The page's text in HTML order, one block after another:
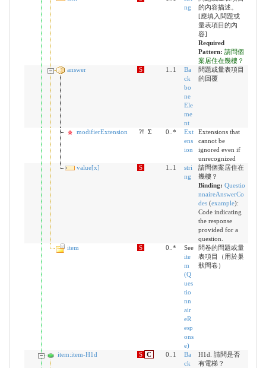
ng
的內容描述。
[應填入問題或
量表項目的內
容]
Required
Pattern: 請問個
案居住在幾樓？
answer
S 1..1
Ba
ck
bo
ne
Ele
me
nt
問題或量表項目
的回覆
modifierExtension ?! Σ 0..*
Ext
ens
ion
Extensions that
cannot be
ignored even if
unrecognized
value[x]
S 1..1
stri
ng
請問個案居住在
幾樓？
Binding: Questio
nnaireAnswerCo
des(example):
Code indicating
the response
provided for a
question.
item
S 0..*
See
ite
m
(Q
ues
tio
nn
air
eR
esp
ons
e)
問卷的問題或量
表項目（用於巢
狀問卷）
item:item-H1d S C 0..1
Ba
ck
H1d. 請問是否
有電梯？